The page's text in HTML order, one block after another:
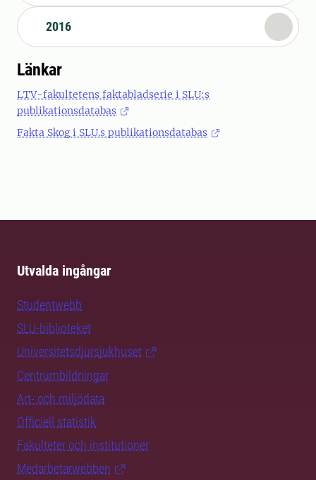
2016
Länkar
LTV-fakultetens faktabladserie i SLU:s
publikationsdatabas
Fakta Skog i SLU.s publikationsdatabas
Utvalda ingångar
Studentwebb
SLU-biblioteket
Universitetsdjursjukhuset
Centrumbildningar
Art- och miljödata
Officiell statistik
Fakulteter och institutioner
Medarbetarwebben